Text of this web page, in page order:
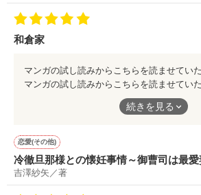
和倉家
マンガの試し読みからこちらを読ませて
在住で日本の場合、電子本などの購入も日
ではないと決済できなかったり難しい問題
和倉家がどうなったか気になります。誤解
短かったのでとても残念です。
続きを見る
恋愛(その他)
冷徹旦那様との懐妊事情～御曹司は最
慢できない～
吉澤紗矢／著